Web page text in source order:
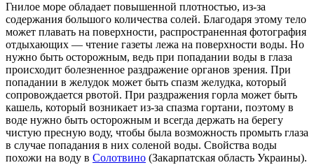
Гнилое море обладает повышенной плотностью, из-за
содержания большого количества солей. Благодаря этому тело
может плавать на поверхности, распространенная фотография
отдыхающих — чтение газеты лежа на поверхности воды. Но
нужно быть осторожным, ведь при попадании воды в глаза
происходит болезненное раздражение органов зрения. При
попадании в желудок может быть спазм желудка, который
сопровождается рвотой. При раздражения горла может быть
кашель, который возникает из-за спазма гортани, поэтому в
воде нужно быть осторожным и всегда держать на берегу
чистую пресную воду, чтобы была возможность промыть глаза
в случае попадания в них соленой воды. Свойства воды
похожи на воду в Солотвино (Закарпатская область Украины).